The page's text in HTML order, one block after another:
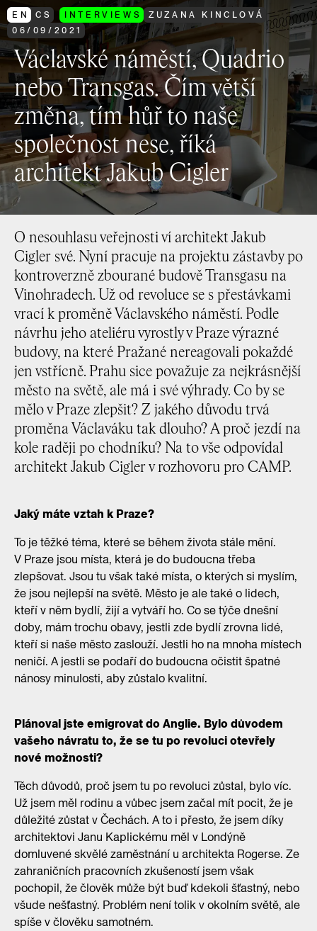
EN CS INTERVIEWS
ZUZANA KINCLOVÁ
06/ 09/ 2021
Václavské náměstí, Quadrio
nebo Transgas. Čím větší
změna, tím hůř to naše
společnost nese, říká
architekt Jakub Cigler
O nesouhlasu veřejnosti ví architekt Jakub
Cigler své. Nyní pracuje na projektu zástavby po
kontroverzně zbourané budově Transgasu na
Vinohradech. Už od revoluce se s přestávkami
vrací k proměně Václavského náměstí. Podle
návrhu jeho ateliéru vyrostly v Praze výrazné
budovy, na které Pražané nereagovali pokaždé
jen vstřícně. Prahu sice považuje za nejkrásnější
město na světě, ale má i své výhrady. Co by se
mělo v Praze zlepšit? Z jakého důvodu trvá
proměna Václaváku tak dlouho? A proč jezdí na
kole raději po chodníku? Na to vše odpovídal
architekt Jakub Cigler v rozhovoru pro CAMP.
Jaký máte vztah k Praze?
To je těžké téma, které se během života stále mění.
V Praze jsou místa, která je do budoucna třeba
zlepšovat. Jsou tu však také místa, o kterých si myslím,
že jsou nejlepší na světě. Město je ale také o lidech,
kteří v něm bydlí, žijí a vytváří ho. Co se týče dnešní
doby, mám trochu obavy, jestli zde bydlí zrovna lidé,
kteří si naše město zaslouží. Jestli ho na mnoha místech
neničí. A jestli se podaří do budoucna očistit špatné
nánosy minulosti, aby zůstalo kvalitní.
Plánoval jste emigrovat do Anglie. Bylo důvodem
vašeho návratu to, že se tu po revoluci otevřely
nové možnosti?
Těch důvodů, proč jsem tu po revoluci zůstal, bylo víc.
Už jsem měl rodinu a vůbec jsem začal mít pocit, že je
důležité zůstat v Čechách. A to i přesto, že jsem díky
architektovi Janu Kaplickému měl v Londýně
domluvené skvělé zaměstnání u architekta Rogerse. Ze
zahraničních pracovních zkušeností jsem však
pochopil, že člověk může být buď kdekoli šťastný, nebo
všude nešťastný. Problém není tolik v okolním světě, ale
spíše v člověku samotném.